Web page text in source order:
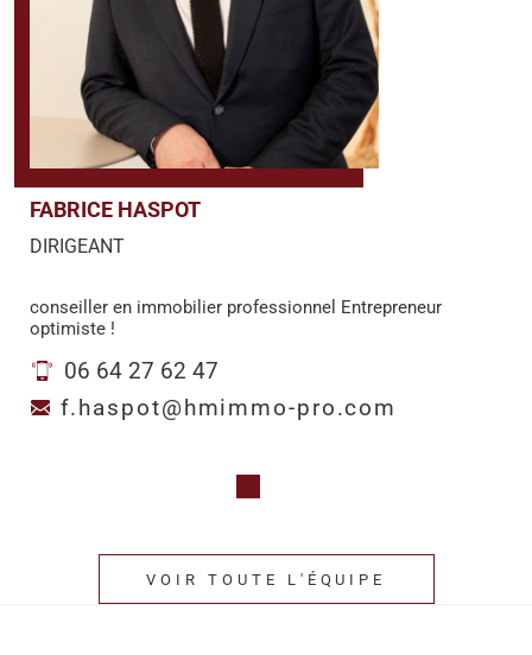
FABRICE HASPOT
DIRIGEANT
conseiller en immobilier professionnel Entrepreneur
optimiste !
06 64 27 62 47
f.haspot@hmimmo-pro.com
VOIR TOUTE L'ÉQUIPE